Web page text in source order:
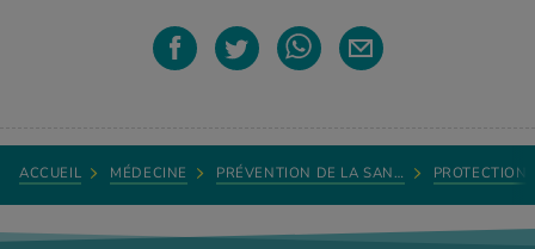
ACCUEIL MÉDECINE PRÉVENTION DE LA SAN… PROTECTION